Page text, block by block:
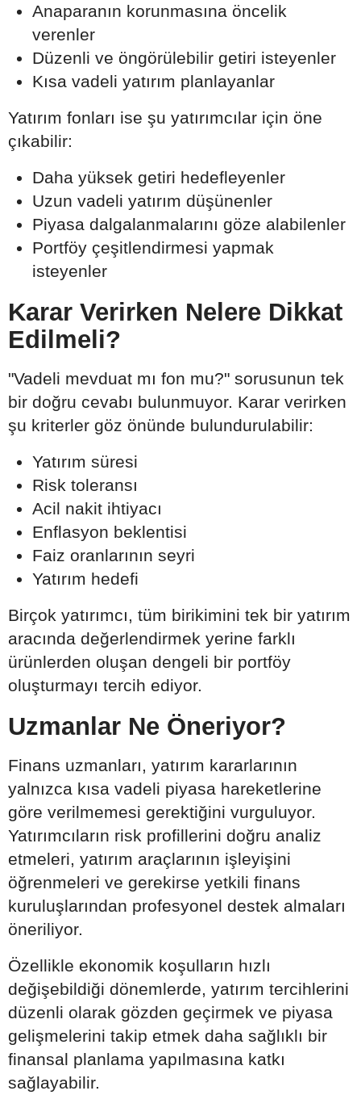
Anaparanın korunmasına öncelik
verenler
Düzenli ve öngörülebilir getiri isteyenler
Kısa vadeli yatırım planlayanlar
Yatırım fonları ise şu yatırımcılar için öne
çıkabilir:
Daha yüksek getiri hedefleyenler
Uzun vadeli yatırım düşünenler
Piyasa dalgalanmalarını göze alabilenler
Portföy çeşitlendirmesi yapmak
isteyenler
Karar Verirken Nelere Dikkat
Edilmeli?
"Vadeli mevduat mı fon mu?" sorusunun tek
bir doğru cevabı bulunmuyor. Karar verirken
şu kriterler göz önünde bulundurulabilir:
Yatırım süresi
Risk toleransı
Acil nakit ihtiyacı
Enflasyon beklentisi
Faiz oranlarının seyri
Yatırım hedefi
Birçok yatırımcı, tüm birikimini tek bir yatırım
aracında değerlendirmek yerine farklı
ürünlerden oluşan dengeli bir portföy
oluşturmayı tercih ediyor.
Uzmanlar Ne Öneriyor?
Finans uzmanları, yatırım kararlarının
yalnızca kısa vadeli piyasa hareketlerine
göre verilmemesi gerektiğini vurguluyor.
Yatırımcıların risk profillerini doğru analiz
etmeleri, yatırım araçlarının işleyişini
öğrenmeleri ve gerekirse yetkili finans
kuruluşlarından profesyonel destek almaları
öneriliyor.
Özellikle ekonomik koşulların hızlı
değişebildiği dönemlerde, yatırım tercihlerini
düzenli olarak gözden geçirmek ve piyasa
gelişmelerini takip etmek daha sağlıklı bir
finansal planlama yapılmasına katkı
sağlayabilir.